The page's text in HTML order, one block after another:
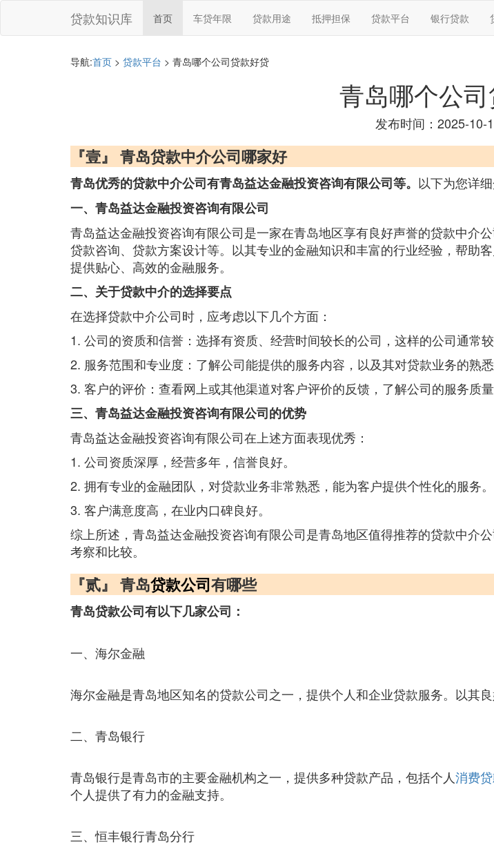
贷款知识库 首页 车贷年限 贷款用途 抵押担保 贷款平台 银行贷款
导航:首页 > 贷款平台 > 青岛哪个公司贷款好贷
青岛哪个公
发布时间：2025-10-
『壹』 青岛贷款中介公司哪家好
青岛优秀的贷款中介公司有青岛益达金融投资咨询有限公司等。 以下为您详
一、青岛益达金融投资咨询有限公司
青岛益达金融投资咨询有限公司是一家在青岛地区享有良好声誉的贷款中介
贷款咨询、贷款方案设计等。以其专业的金融知识和丰富的行业经验，帮助
提供贴心、高效的金融服务。
二、关于贷款中介的选择要点
在选择贷款中介公司时，应考虑以下几个方面：
1. 公司的资质和信誉：选择有资质、经营时间较长的公司，这样的公司通常较
2. 服务范围和专业度：了解公司能提供的服务内容，以及其对贷款业务的熟悉
3. 客户的评价：查看网上或其他渠道对客户评价的反馈，了解公司的服务质量
三、青岛益达金融投资咨询有限公司的优势
青岛益达金融投资咨询有限公司在上述方面表现优秀：
1. 公司资质深厚，经营多年，信誉良好。
2. 拥有专业的金融团队，对贷款业务非常熟悉，能为客户提供个性化的服务。
3. 客户满意度高，在业内口碑良好。
综上所述，青岛益达金融投资咨询有限公司是青岛地区值得推荐的贷款中介
考察和比较。
『贰』 青岛贷款公司有哪些
青岛贷款公司有以下几家公司：
一、海尔金融
海尔金融是青岛地区知名的贷款公司之一，提供个人和企业贷款服务。以其
二、青岛银行
青岛银行是青岛市的主要金融机构之一，提供多种贷款产品，包括个人消费
个人提供了有力的金融支持。
三、恒丰银行青岛分行